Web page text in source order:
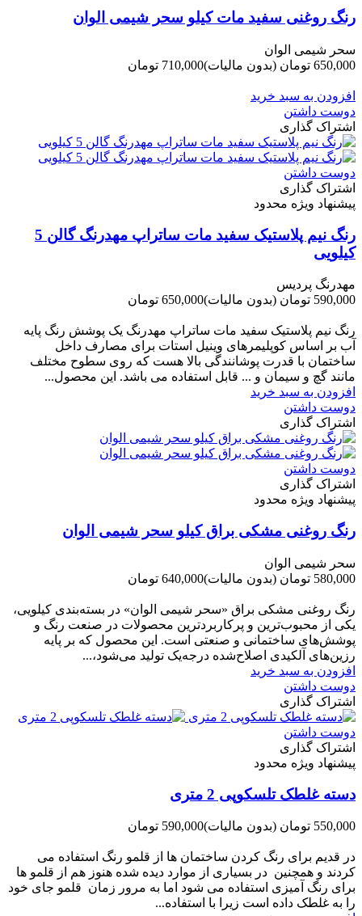
رنگ روغنی سفید مات کیلو سحر شیمی الوان
سحر شیمی الوان
650,000 تومان
(بدون مالیات)710,000 تومان
افزودن به سبد خرید
دوست داشتن
اشتراک گذاری
دوست داشتن
اشتراک گذاری
پیشنهاد ویژه محدود
رنگ نیم پلاستیک سفید مات ساتراپ مهدرنگ گالن 5
کیلویی
مهدرنگ پردیس
590,000 تومان
(بدون مالیات)650,000 تومان
رنگ نیم پلاستیک سفید مات ساتراپ مهدرنگ یک پوشش رنگ پایه
آب بر اساس کوپلیمرهای وینیل استات برای مصارف داخل
ساختمان با قدرت پوشانندگی بالا هست که روی سطوح مختلف
مانند گچ و سیمان و ... قابل استفاده می باشد. این محصول...
افزودن به سبد خرید
دوست داشتن
اشتراک گذاری
دوست داشتن
اشتراک گذاری
پیشنهاد ویژه محدود
رنگ روغنی مشکی براق کیلو سحر شیمی الوان
سحر شیمی الوان
580,000 تومان
(بدون مالیات)640,000 تومان
رنگ روغنی مشکی براق «سحر شیمی الوان» در بسته‌بندی کیلویی،
یکی از محبوب‌ترین و پرکاربردترین محصولات در صنعت رنگ و
پوشش‌های ساختمانی و صنعتی است. این محصول که بر پایه
رزین‌های آلکیدی اصلاح‌شده درجه‌یک تولید می‌شود،...
افزودن به سبد خرید
دوست داشتن
اشتراک گذاری
دوست داشتن
اشتراک گذاری
پیشنهاد ویژه محدود
دسته غلطک تلسکوپی 2 متری
550,000 تومان (بدون مالیات)590,000 تومان
در قدیم برای رنگ کردن ساختمان ها از قلمو رنگ استفاده می
کردند و همچنین در بسیاری از موارد دیده شده هنوز هم از قلمو ها
برای رنگ آمیزی استفاده می شود اما به مرور زمان قلمو جای خود
را به غلطک داده است زیرا با استفاده...